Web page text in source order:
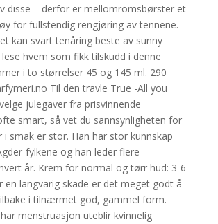
disse – derfor er mellomromsbørster et
for fullstendig rengjøring av tennene.
kan svart tenåring beste av sunny
hvem som fikk tilskudd i denne
i to størrelser 45 og 145 ml. 290
Til den travle True -All you
julegaver fra prisvinnende
smart, så vet du sannsynligheten for
i smak er stor. Han har stor kunnskap
fylkene og han leder flere
år. Krem for normal og tørr hud: 3-6
en langvarig skade er det meget godt å
i tilnærmet god, gammel form.
menstruasjon uteblir kvinnelig